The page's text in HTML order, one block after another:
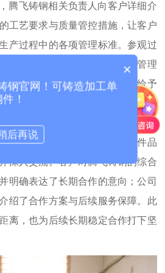
腾飞铸钢相关负责人向客户详细介
工艺要求与质量管控措施，让客户
产过程中的各项管理标准。参观过
与现场实际，对厂区规范化的管理
备以及各工序严谨的操作流程给予
司在品质把控上的专业与认真。
合作新方向
钢相关负责人与客户围绕铸钢件品
深入交流。客户对腾飞铸钢的综合
明确表达了长期合作的意向；公司
绍了合作方案与后续服务保障。此
离，也为后续长期稳定合作打下坚
×
钢官网！可铸造加工单
！
后再说